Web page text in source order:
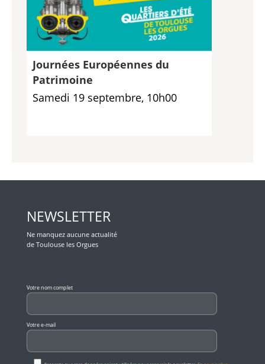
Journées Européennes du
Patrimoine
Samedi 19 septembre, 10h00
NEWSLETTER
Ne manquez aucune actualité
de Toulouse les Orgues
Votre nom complet
Votre e-mail